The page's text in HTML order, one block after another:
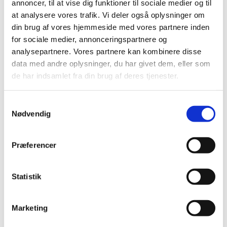
annoncer, til at vise dig funktioner til sociale medier og til
at analysere vores trafik. Vi deler også oplysninger om
din brug af vores hjemmeside med vores partnere inden
for sociale medier, annonceringspartnere og
analysepartnere. Vores partnere kan kombinere disse
data med andre oplysninger, du har givet dem, eller som
de har indsamlet fra din brug af deres tjenester.
Nødvendig
Præferencer
Statistik
Marketing
Moderne og praktiske
skillevægge
Skillevægge, også kaldet rumdelere, kan være gode
at have i en restaurant. De bidrager positivt til
kan de give gæsterne følelsen af at have lidt mere
privatliv og hygge. Faktisk kan skillevægge bidrage
Forskellige selskaber kan placeres forholdsvist tæt,
Skillevægge kan endvidere bruges til at lave en
Nogle af skillevæggene kan fås med hjul, så de er